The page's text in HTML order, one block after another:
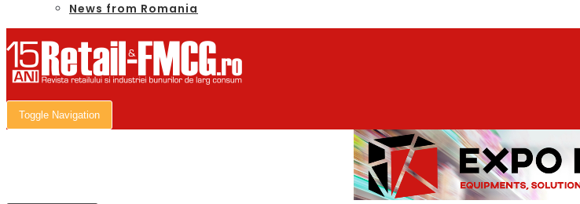
News from Romania
Toggle Navigation